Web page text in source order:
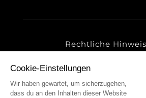
Rechtliche
Cookies